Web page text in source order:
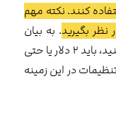
کنند. نکته مهم
بگیرید. به بیان
ساده، اگر در یک معامله ۱ دلار ریسک می‌کنید، باید ۲ دلار یا حتی
در این زمینه